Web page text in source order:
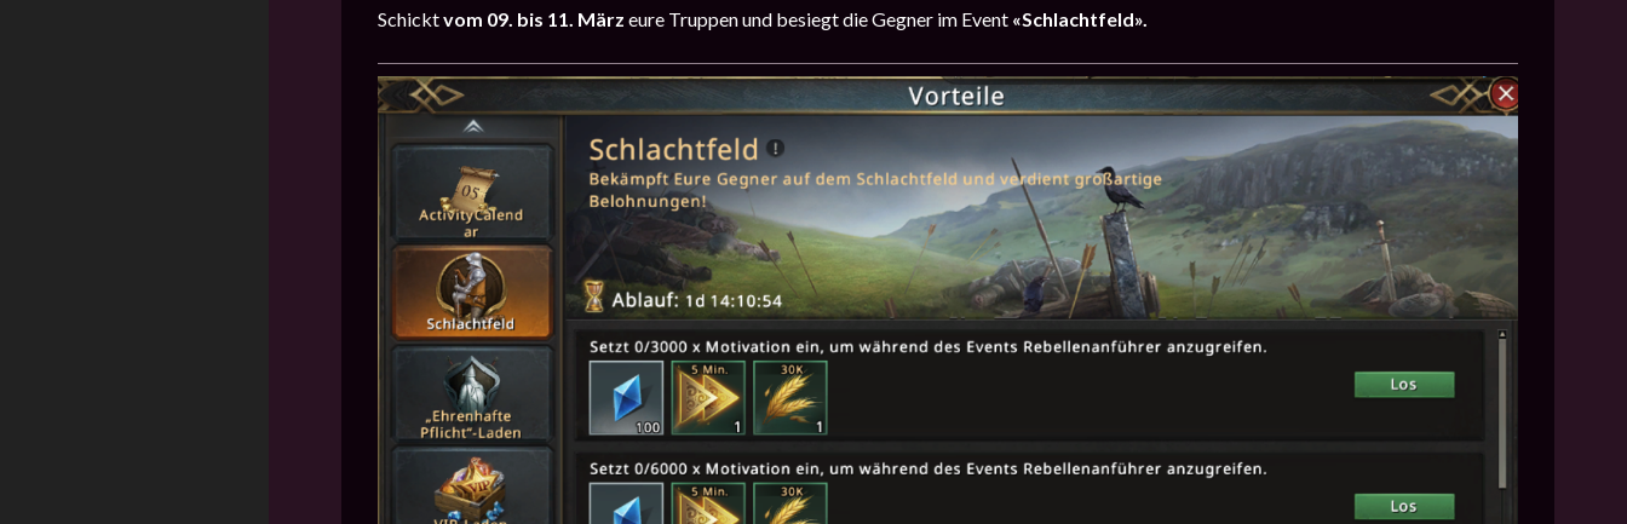
Schicktvom 09. bis 11. März eure Truppen und besiegt die Gegner im Event «Schlachtfeld».